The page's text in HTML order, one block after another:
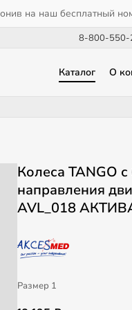
на наш бесплатный
8-800-550-
Каталог О
Колеса TANGO
направления
AVL_018
Размер 1